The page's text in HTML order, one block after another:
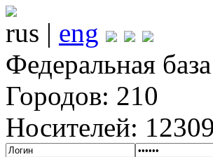
rus | eng
Федеральная
Городов: 210
Носителей: 12309